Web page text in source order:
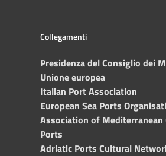
Collegamenti
Presidenza del Consiglio dei
Unione europea
Italian Port Association
European Sea Ports
Association of Mediterranean
Ports
Adriatic Ports Cultural